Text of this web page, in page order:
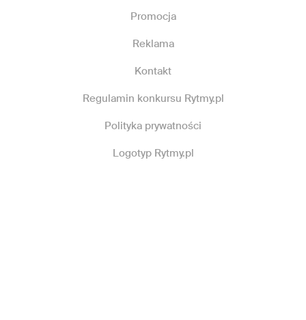
Promocja
Reklama
Kontakt
Regulamin konkursu Rytmy.pl
Polityka prywatności
Logotyp Rytmy.pl